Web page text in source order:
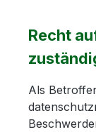
Recht
Als